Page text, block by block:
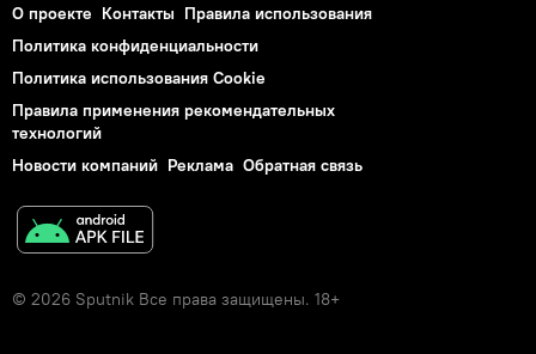
О проекте Контакты Правила использования
Политика конфиденциальности
Политика использования Cookie
Правила применения рекомендательных
технологий
Новости компаний Реклама Обратная связь
© 2026 Sputnik Все права защищены. 18+